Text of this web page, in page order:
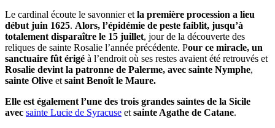
Le cardinal écoute le savonnier etla première procession a lieu
début juin 1625. Alors, l’épidémie de peste faiblit, jusqu’à
totalement disparaître le 15 juillet, jour de la découverte des
reliques de sainte Rosalie l’année précédente. Pour ce miracle, un
sanctuaire fût érigé à l’endroit où ses restes avaient été retrouvés et
Rosalie devint la patronne de Palerme, avec sainte Nymphe,
sainte Olive etsaint Benoît le Maure.
Elle est également l’une des trois grandes saintes de la Sicile
avec sainte Lucie de Syracuse etsainte Agathe de Catane.